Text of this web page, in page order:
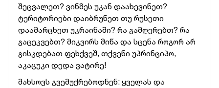
შეცვალეთ? ვინმეს უკან დაახევინეთ?
ტერიტორიები დაიბრუნეთ თუ რუსეთი
დაამარცხეთ უკრაინაში? რა გამღერებთ? რა
გაცეკვებთ? მიკვირს მიწა და სცენა როგორ არ
გისკდებათ ფეხქვეშ, თქვენი უპრინციპო,
აკაცუკი დედა ვატირე!
მახსოვს გვემუქრებოდნენ: ყველას და